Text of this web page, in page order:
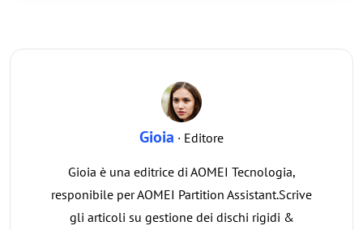
Gioia · Editore
Gioia è una editrice di AOMEI Tecnologia,
responibile per AOMEI Partition Assistant.Scrive
gli articoli su gestione dei dischi rigidi &